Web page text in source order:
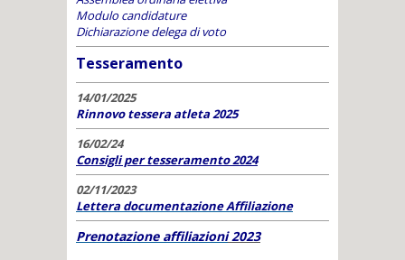
Modulo candidature
Dichiarazione delega di voto
Tesseramento
14/01/2025
Rinnovo tessera atleta 2025
16/02/24
Consigli per tesseramento 2024
02/11/2023
Lettera documentazione Affiliazione
Prenotazione affiliazioni2023